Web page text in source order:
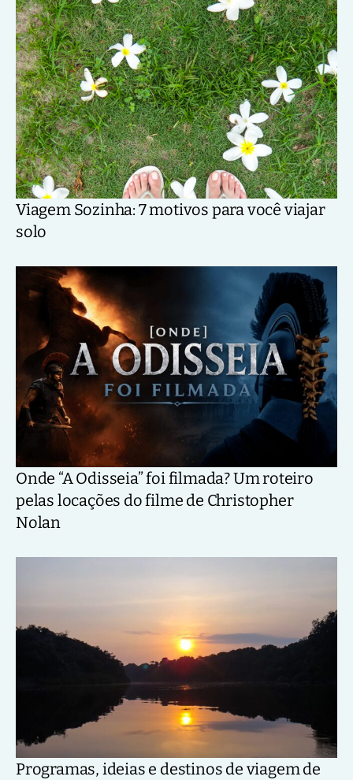
Viagem Sozinha: 7 motivos para você viajar
solo
Onde “A Odisseia” foi filmada? Um roteiro
pelas locações do filme de Christopher
Nolan
Programas, ideias e destinos de viagem de